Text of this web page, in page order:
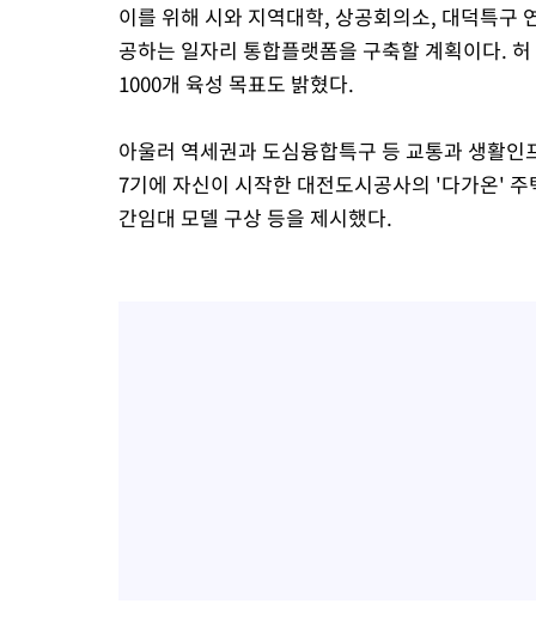
이를 위해 시와 지역대학, 상공회의소, 대덕특구
공하는 일자리 통합플랫폼을 구축할 계획이다.
1000개 육성 목표도 밝혔다.
아울러 역세권과 도심융합특구 등 교통과 생활
7기에 자신이 시작한 대전도시공사의 '다가온'
간임대 모델 구상 등을 제시했다.